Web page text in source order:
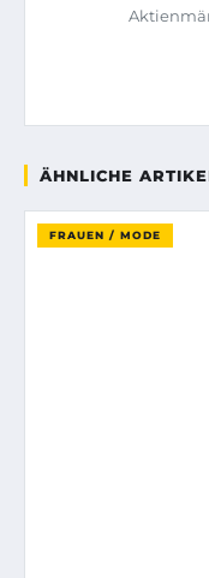
ÄHNLICHE
FRAUEN / MODE